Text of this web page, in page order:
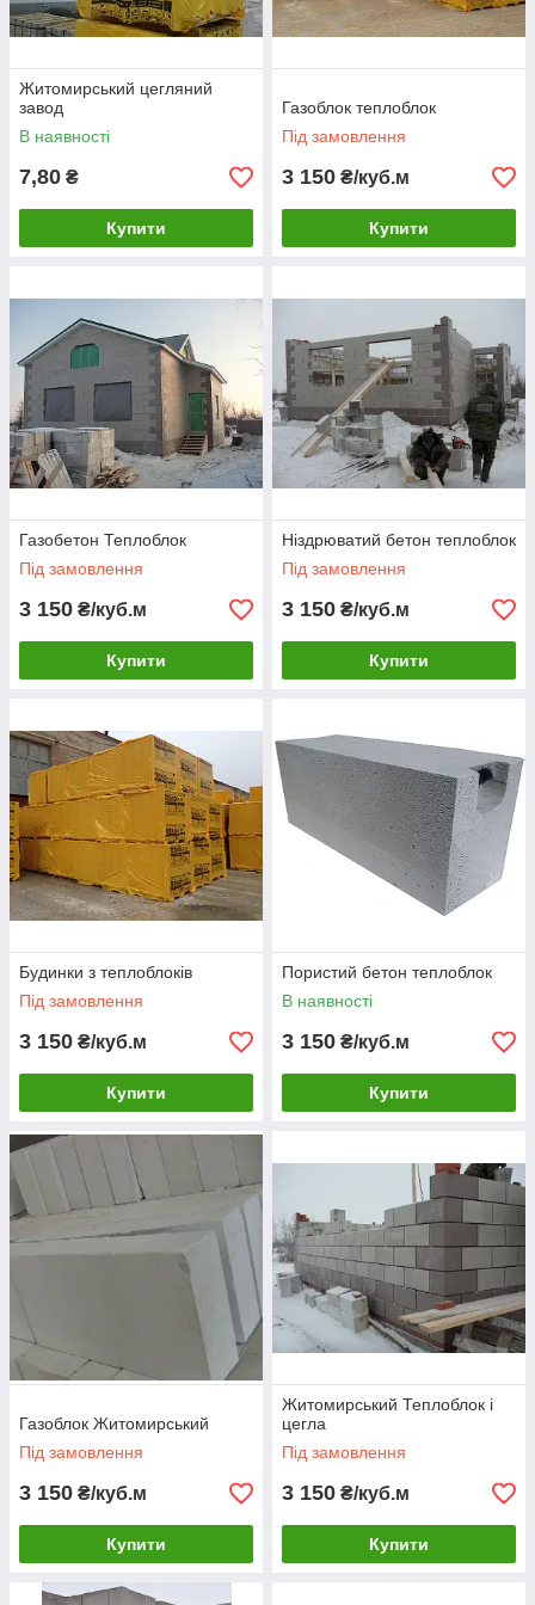
Житомирський цегляний
завод
В наявності
7,80 ₴
Купити
Газоблок теплоблок
Під замовлення
3 150 ₴/куб.м
Купити
Газобетон Теплоблок
Під замовлення
3 150 ₴/куб.м
Купити
Ніздрюватий бетон теплоблок
Під замовлення
3 150 ₴/куб.м
Купити
Будинки з теплоблоків
Під замовлення
3 150 ₴/куб.м
Купити
Пористий бетон теплоблок
В наявності
3 150 ₴/куб.м
Купити
Газоблок Житомирський
Під замовлення
3 150 ₴/куб.м
Купити
Житомирський Теплоблок і
цегла
Під замовлення
3 150 ₴/куб.м
Купити